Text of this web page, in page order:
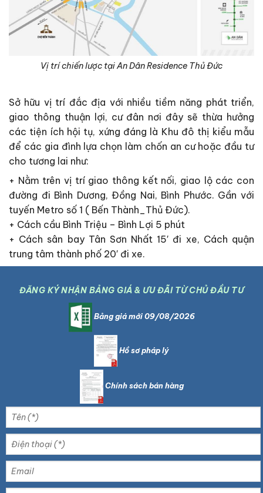
Vị trí chiến lược tại An Dân Residence Thủ Đức
Sở hữu vị trí đắc địa với nhiều tiềm năng phát triển,
giao thông thuận lợi, cư đân nơi đây sẽ thừa hưởng
các tiện ích hội tụ, xứng đáng là Khu đô thị kiểu mẫu
để các gia đình lựa chọn làm chốn an cư hoặc đầu tư
cho tương lai như:
+ Nằm trên vị trí giao thông kết nối, giao lộ các con
đường đi Bình Dương, Đồng Nai, Bình Phước. Gần với
tuyến Metro số 1 ( Bến Thành_Thủ Đức).
+ Cách cầu Bình Triệu – Bình Lợi 5 phút
+ Cách sân bay Tân Sơn Nhất 15′ đi xe, Cách quận
trung tâm thành phố 20′ đi xe.
ĐĂNG KÝ NHẬN BẢNG GIÁ & ƯU ĐÃI TỪ CHỦ ĐẦU TƯ
Bảng giá mới 09/08/2026
Hồ sơ pháp lý
Chính sách bán hàng